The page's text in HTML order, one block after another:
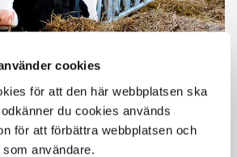
cookies
för att den här webbplatsen ska
du cookies används
för att förbättra webbplatsen och
användare.
ställa om din verksamhet från mjölk- till
hel del att tänka på. Vi hjälper dig valet